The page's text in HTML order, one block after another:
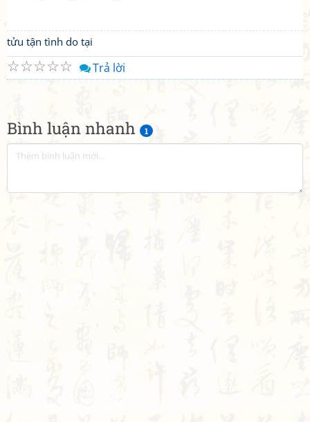
Bình luận nhanh 1
tửu tận tình do tại
☆
☆
☆
☆
☆ Trả lời